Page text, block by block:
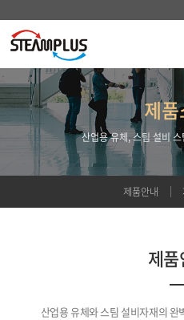
제품
산업용 유체, 스팀 설비
제품안내
제
산업용 유체와 스팀 설비자재의